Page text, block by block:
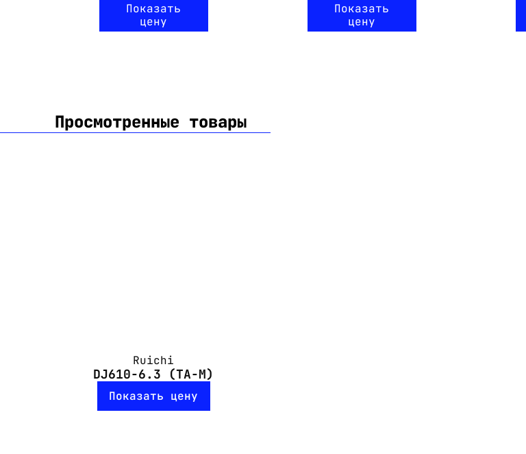
Показать
цену
Показать
цену
Просмотренные товары
Ruichi
DJ610-6.3 (TA-M)
Показать цену